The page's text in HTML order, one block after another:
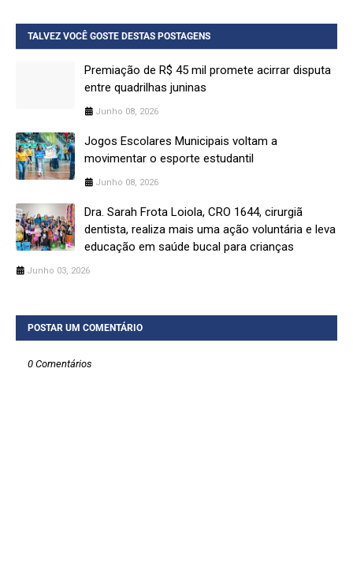
TALVEZ VOCÊ GOSTE DESTAS POSTAGENS
Premiação de R$ 45 mil promete acirrar disputa
entre quadrilhas juninas
Junho 08, 2026
Jogos Escolares Municipais voltam a
movimentar o esporte estudantil
Junho 08, 2026
Dra. Sarah Frota Loiola, CRO 1644, cirurgiã
dentista, realiza mais uma ação voluntária e leva
educação em saúde bucal para crianças
Junho 03, 2026
POSTAR UM COMENTÁRIO
0 Comentários